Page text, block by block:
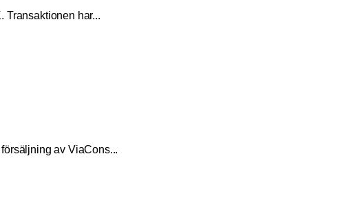
Transaktionen har...
av ViaCons...